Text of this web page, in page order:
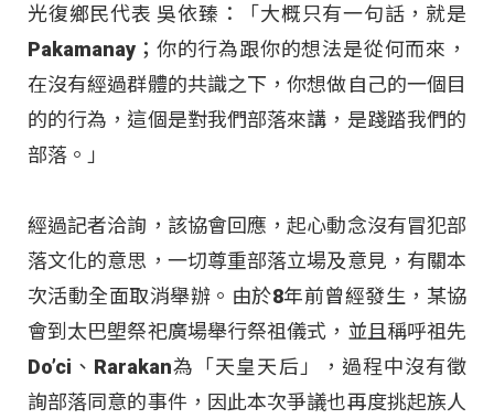
光復鄉民代表 吳依臻：「大概只有一句話，就是
Pakamanay；你的行為跟你的想法是從何而來，
在沒有經過群體的共識之下，你想做自己的一個目
的的行為，這個是對我們部落來講，是踐踏我們的
部落。」
經過記者洽詢，該協會回應，起心動念沒有冒犯部
落文化的意思，一切尊重部落立場及意見，有關本
次活動全面取消舉辦。由於8年前曾經發生，某協
會到太巴塱祭祀廣場舉行祭祖儀式，並且稱呼祖先
Do’ci、Rarakan為「天皇天后」，過程中沒有徵
詢部落同意的事件，因此本次爭議也再度挑起族人